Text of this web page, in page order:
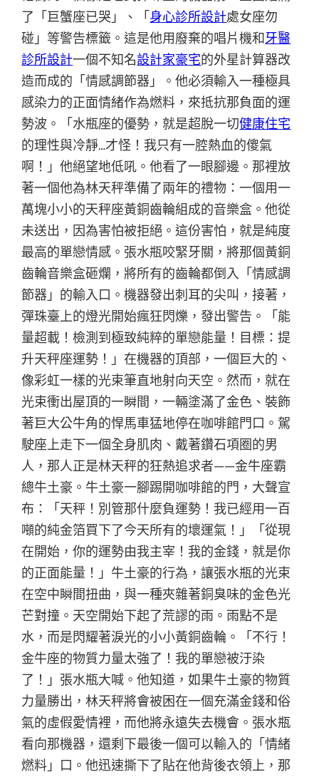
了「巨蟹座已哭」、「身心診所設計處女座勿
碰」等警告標籤。這是他用廢棄的唱片機和牙醫
診所設計一個不知名設計家豪宅的外星計算器改
造而成的「情感調節器」。他必須輸入一種極具
感染力的正面情緒作為燃料，來抵抗那負面的運
勢波。「水瓶座的優勢，就是超脫一切健康住宅
的理性與冷靜…才怪！我只有一腔熱血的傻氣
啊！」他絕望地低吼。他看了一眼腳邊。那裡放
著一個他為林天秤準備了兩年的禮物：一個用一
萬塊小小的天秤座黃銅齒輪組成的音樂盒。他從
未送出，因為害怕被拒絕。這份害怕，就是純度
最高的單戀情感。張水瓶咬緊牙關，將那個黃銅
齒輪音樂盒砸爛，將所有的齒輪都倒入「情感調
節器」的輸入口。機器發出刺耳的尖叫，接著，
彈珠臺上的燈光開始瘋狂閃爍，發出警告。「能
量超載！檢測到極致純粹的單戀能量！目標：提
升天秤座運勢！」在機器的頂部，一個巨大的、
像彩虹一樣的光束筆直地射向天空。然而，就在
光束衝出屋頂的一瞬間，一輛塗滿了金色、裝飾
著巨大公牛角的悍馬車猛地停在咖啡館門口。駕
駛座上走下一個全身肌肉、戴著鑽石項圈的男
人，那人正是林天秤的狂熱追求者——金牛座霸
總牛土豪。牛土豪一腳踢開咖啡館的門，大聲宣
布：「天秤！別管那什麼負運勢！我已經用一百
噸的純金箔買下了今天所有的壞運氣！」「從現
在開始，你的運勢由我主宰！我的金錢，就是你
的正面能量！」牛土豪的行為，讓張水瓶的光束
在空中瞬間扭曲，與一種夾雜著銅臭味的金色光
芒對撞。天空開始下起了荒謬的雨。雨點不是
水，而是閃耀著淚光的小小黃銅齒輪。「不行！
金牛座的物質力量太強了！我的單戀被汙染
了！」張水瓶大喊。他知道，如果牛土豪的物質
力量勝出，林天秤將會被困在一個充滿金錢和俗
氣的虛假愛情裡，而他將永遠失去機會。張水瓶
看向那機器，還剩下最後一個可以輸入的「情緒
燃料」口。他迅速撕下了貼在他背後衣領上，那